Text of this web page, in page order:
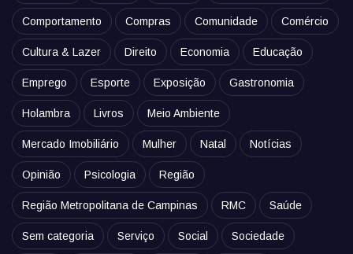
Comportamento Compras Comunidade Comércio
Cultura & Lazer Direito Economia Educação
Emprego Esporte Exposição Gastronomia
Holambra Livros Meio Ambiente
Mercado Imobiliário Mulher Natal Notícias
Opinião Psicologia Região
Região Metropolitana de Campinas RMC Saúde
Sem categoria Serviço Social Sociedade